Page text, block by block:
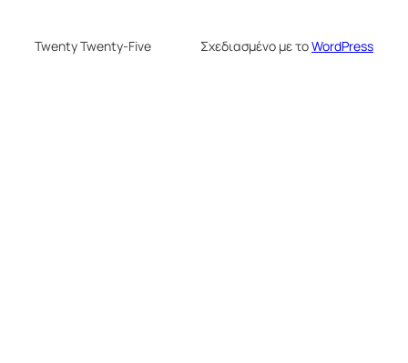
Twenty Twenty-Five Σχεδιασμένο με τοWordPress